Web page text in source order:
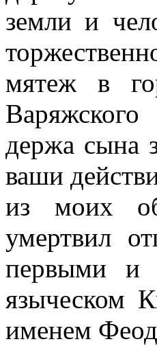
земли и
мятеж в
держа сына
ваши
из моих
умертвил
первыми и
языческом
именем